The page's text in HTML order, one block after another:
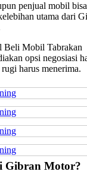
penjual mobil bisa
utama dari
Beli Mobil Tabrakan
opsi negosiasi
harus menerima.
Gibran Motor?